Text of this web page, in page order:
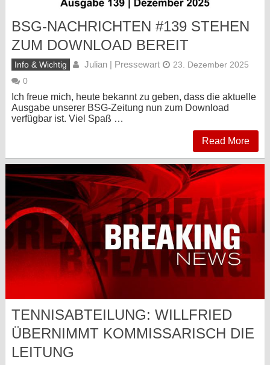
BSG-NACHRICHTEN #139 STEHEN
ZUM DOWNLOAD BEREIT
Info & Wichtig Julian | Pressewart
23. Dezember 2025
0
Ich freue mich, heute bekannt zu geben, dass die aktuelle
Ausgabe unserer BSG-Zeitung nun zum Download
verfügbar ist. Viel Spaß …
Read More
TENNISABTEILUNG: WILLFRIED
ÜBERNIMMT KOMMISSARISCH DIE
LEITUNG